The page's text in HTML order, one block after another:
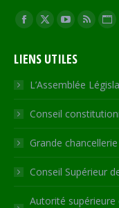
Trouvez nous sur :
Facebook
opens
in
new
window
X
opens
in
new
window
YouTube
opens
in
new
window
RSS
in
new
Site
in
LIENS UTILES
L’Assemblée
Conseil
Grande chancellerie
Conseil Supérieur
Autorité supérieure